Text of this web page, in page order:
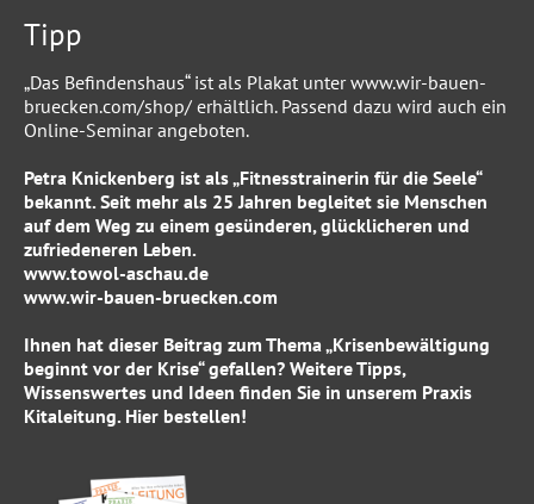
Tipp
„Das Befindenshaus“ ist als Plakat unterwww.wir-bauen-
bruecken.com/shop/ erhältlich. Passend dazu wird auch ein
Online-Seminar angeboten.
Petra Knickenberg ist als „Fitnesstrainerin für die Seele“
bekannt. Seit mehr als 25 Jahren begleitet sie Menschen
auf dem Weg zu einem gesünderen, glücklicheren und
zufriedeneren Leben.
www.towol-aschau.de
www.wir-bauen-bruecken.com
Ihnen hat dieser Beitrag zum Thema „Krisenbewältigung
beginnt vor der Krise“ gefallen? Weitere Tipps,
Wissenswertes und Ideen finden Sie in unserem Praxis
Kitaleitung. Hier bestellen!